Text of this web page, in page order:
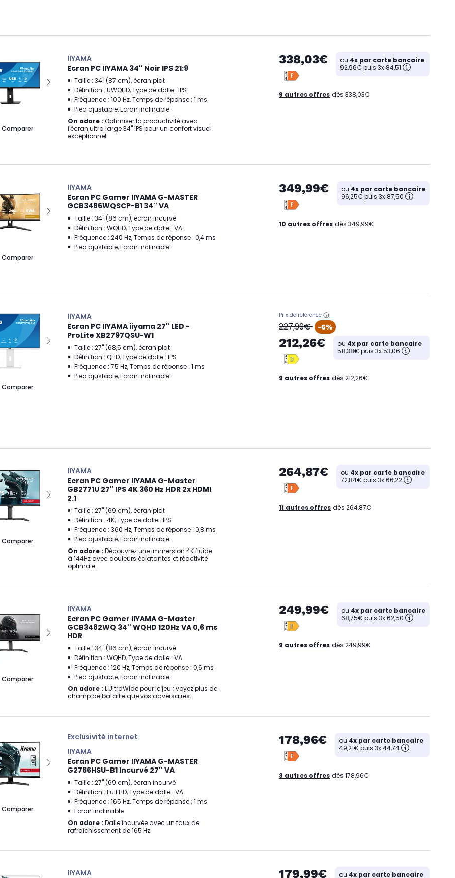
Comparer
IIYAMA
Ecran PC IIYAMA 34'' Noir IPS 21:9
Taille : 34" (87 cm), écran plat
Définition : UWQHD, Type de dalle : IPS
Fréquence : 100 Hz, Temps de réponse : 1 ms
Pied ajustable, Ecran inclinable
On adore : Optimiser la productivité avec
l'écran ultra large 34'' IPS pour un confort visuel
exceptionnel.
338,03€ ou 4x par carte bancaire
92,96€ puis 3x 84,51
9 autres offres dès 338,03€
Comparer
IIYAMA
Ecran PC Gamer IIYAMA G-MASTER
GCB3486WQSCP-B1 34'' VA
Taille : 34" (86 cm), écran incurvé
Définition : WQHD, Type de dalle : VA
Fréquence : 240 Hz, Temps de réponse : 0,4 ms
Pied ajustable, Ecran inclinable
349,99€ ou 4x par carte bancaire
96,25€ puis 3x 87,50
10 autres offres dès 349,99€
Comparer
IIYAMA
Ecran PC IIYAMA iiyama 27" LED -
ProLite XB2797QSU-W1
Taille : 27" (68,5 cm), écran plat
Définition : QHD, Type de dalle : IPS
Fréquence : 75 Hz, Temps de réponse : 1 ms
Pied ajustable, Ecran inclinable
Prix de référence
oldPrice
227,99€ -6%
212,26€ ou 4x par carte bancaire
58,38€ puis 3x 53,06
9 autres offres dès 212,26€
Comparer
IIYAMA
Ecran PC Gamer IIYAMA G-Master
GB2771U 27" IPS 4K 360 Hz HDR 2x HDMI
2.1
Taille : 27" (69 cm), écran plat
Définition : 4K, Type de dalle : IPS
Fréquence : 360 Hz, Temps de réponse : 0,8 ms
Pied ajustable, Ecran inclinable
On adore : Découvrez une immersion 4K fluide
à 144Hz avec couleurs éclatantes et réactivité
optimale.
264,87€ ou 4x par carte bancaire
72,84€ puis 3x 66,22
11 autres offres dès 264,87€
Comparer
IIYAMA
Ecran PC Gamer IIYAMA G-Master
GCB3482WQ 34'' WQHD 120Hz VA 0,6 ms
HDR
Taille : 34" (86 cm), écran incurvé
Définition : WQHD, Type de dalle : VA
Fréquence : 120 Hz, Temps de réponse : 0,6 ms
Pied ajustable, Ecran inclinable
On adore : L'UltraWide pour le jeu : voyez plus de
champ de bataille que vos adversaires.
249,99€ ou 4x par carte bancaire
68,75€ puis 3x 62,50
9 autres offres dès 249,99€
Comparer
Exclusivité internet
IIYAMA
Ecran PC Gamer IIYAMA G-MASTER
G2766HSU-B1 Incurvé 27'' VA
Taille : 27" (69 cm), écran incurvé
Définition : Full HD, Type de dalle : VA
Fréquence : 165 Hz, Temps de réponse : 1 ms
Ecran inclinable
On adore : Dalle incurvée avec un taux de
rafraîchissement de 165 Hz
178,96€ ou 4x par carte bancaire
49,21€ puis 3x 44,74
3 autres offres dès 178,96€
IIYAMA
179,99€ ou 4x par carte bancaire